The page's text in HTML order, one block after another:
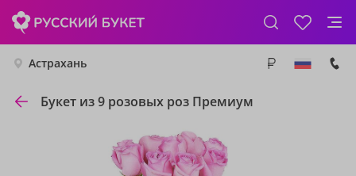
Астрахань
Букет из 9 розовых роз Премиум